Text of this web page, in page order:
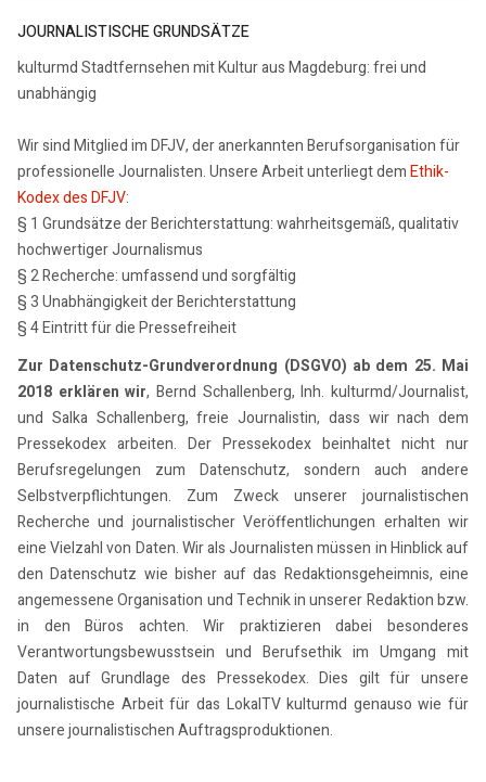
JOURNALISTISCHE GRUNDSÄTZE
kulturmd Stadtfernsehen mit Kultur aus Magdeburg: frei und
unabhängig
Wir sind Mitglied im DFJV, der anerkannten Berufsorganisation für
professionelle Journalisten. Unsere Arbeit unterliegt demEthik-
Kodex des DFJV:
§ 1 Grundsätze der Berichterstattung: wahrheitsgemäß, qualitativ
hochwertiger Journalismus
§ 2 Recherche: umfassend und sorgfältig
§ 3 Unabhängigkeit der Berichterstattung
§ 4 Eintritt für die Pressefreiheit
Zur Datenschutz-Grundverordnung (DSGVO) ab dem 25. Mai
2018 erklären wir, Bernd Schallenberg, Inh. kulturmd/Journalist,
und Salka Schallenberg, freie Journalistin, dass wir nach dem
Pressekodex arbeiten. Der Pressekodex beinhaltet nicht nur
Berufsregelungen zum Datenschutz, sondern auch andere
Selbstverpflichtungen. Zum Zweck unserer journalistischen
Recherche und journalistischer Veröffentlichungen erhalten wir
eine Vielzahl von Daten. Wir als Journalisten müssen in Hinblick auf
den Datenschutz wie bisher auf das Redaktionsgeheimnis, eine
angemessene Organisation und Technik in unserer Redaktion bzw.
in den Büros achten. Wir praktizieren dabei besonderes
Verantwortungsbewusstsein und Berufsethik im Umgang mit
Daten auf Grundlage des Pressekodex. Dies gilt für unsere
journalistische Arbeit für das LokalTV kulturmd genauso wie für
unsere journalistischen Auftragsproduktionen.